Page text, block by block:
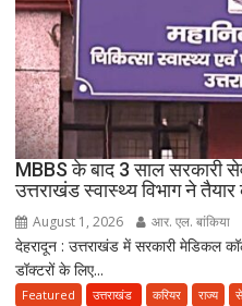
MBBS के बाद 3 साल सरकारी
उत्तराखंड स्वास्थ्य विभाग ने तैयार
August 1, 2026 आर. एल. बांकिया
देहरादून : उत्तराखंड में सरकारी मेडिकल
डॉक्टरों के लिए...
Featured उत्तराखंड करियर राज्य